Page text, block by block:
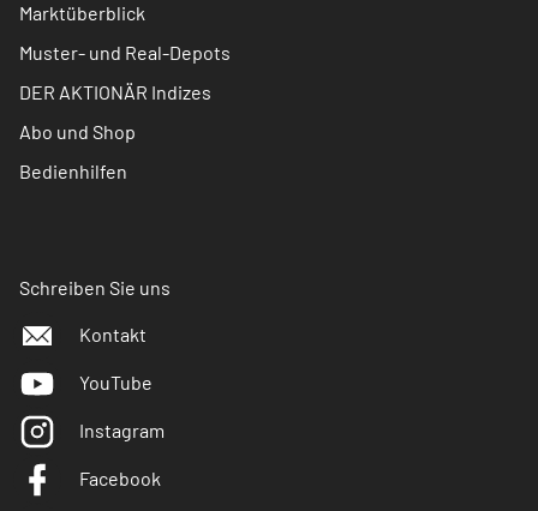
Marktüberblick
Muster- und Real-Depots
DER AKTIONÄR Indizes
Abo und Shop
Bedienhilfen
Schreiben Sie uns
Kontakt
YouTube
Instagram
Facebook